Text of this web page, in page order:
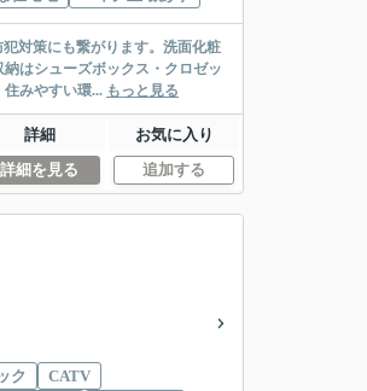
対策にも繋がります。洗面化粧
はシューズボックス・クロゼッ
みやすい環... もっと見る
詳細
お気に入り
詳細を見る 追加する
ク
CATV